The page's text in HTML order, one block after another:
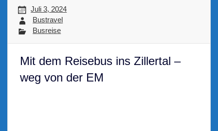
Juli 3, 2024
Bustravel
Busreise
Mit dem Reisebus ins Zillertal –
weg von der EM